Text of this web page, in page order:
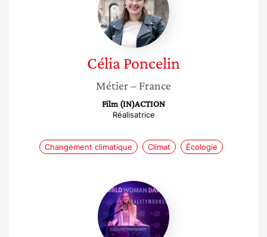
CéliaPoncelin
Métier– France
Film (IN)ACTION
Réalisatrice
Changement climatique Climat Écologie
Annika
Ojala